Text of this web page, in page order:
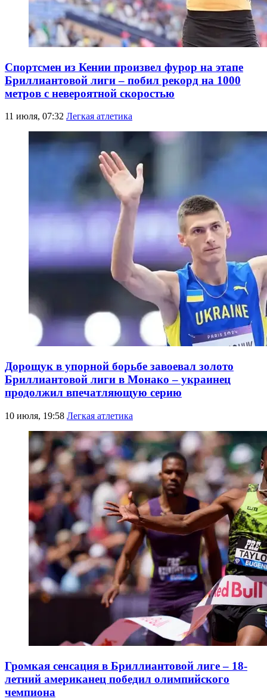
Спортсмен из Кении произвел фурор на этапе
Бриллиантовой лиги – побил рекорд на 1000
метров с невероятной скоростью
11 июля, 07:32 Легкая атлетика
Дорощук в упорной борьбе завоевал золото
Бриллиантовой лиги в Монако – украинец
продолжил впечатляющую серию
10 июля, 19:58 Легкая атлетика
Громкая сенсация в Бриллиантовой лиге – 18-
летний американец победил олимпийского
чемпиона